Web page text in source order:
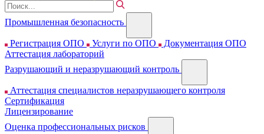
Промышленная безопасность
Регистрация ОПО Услуги по ОПО
Документация ОПО
Аттестация лабораторий
Разрушающий и неразрушающий контроль
Аттестация специалистов неразрушающего контроля
Сертификация
Лицензирование
Оценка профессиональных рисков